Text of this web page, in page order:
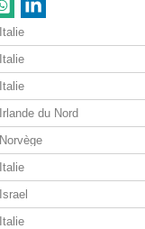
Italie
Italie
Italie
Irlande du Nord
Norvège
Italie
Israel
Italie